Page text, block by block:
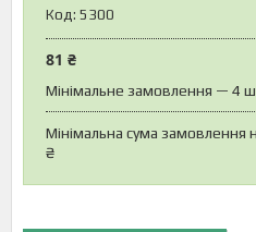
Код: 5300
81 ₴
Мінімальне замовлення — 4
Мінімальна сума замовлення
₴